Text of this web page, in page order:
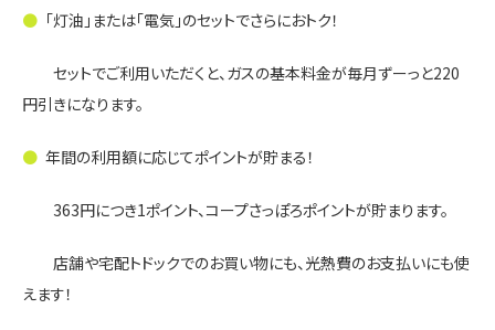
「灯油」または「電気」のセットでさらにおトク！
セットでご利用いただくと、ガスの基本料金が毎月ずーっと220
円引きになります。
年間の利用額に応じてポイントが貯まる！
363円につき1ポイント、コープさっぽろポイントが貯まります。
店舗や宅配トドックでのお買い物にも、光熱費のお支払いにも使
えます！